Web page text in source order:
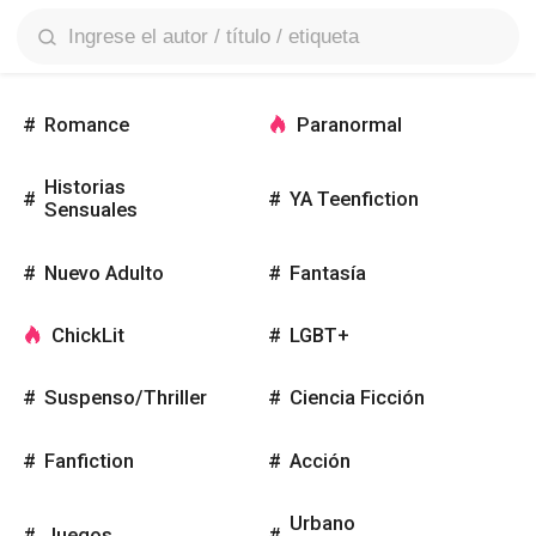
search
Romance Paranormal
Historias
Sensuales
YA Teenfiction
Nuevo Adulto Fantasía
ChickLit LGBT+
Suspenso/Thriller Ciencia Ficción
Fanfiction Acción
Urbano